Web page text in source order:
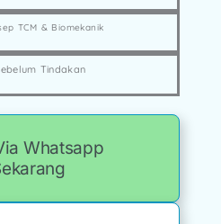
TCM & Biomekanik
Tindakan
Whatsapp